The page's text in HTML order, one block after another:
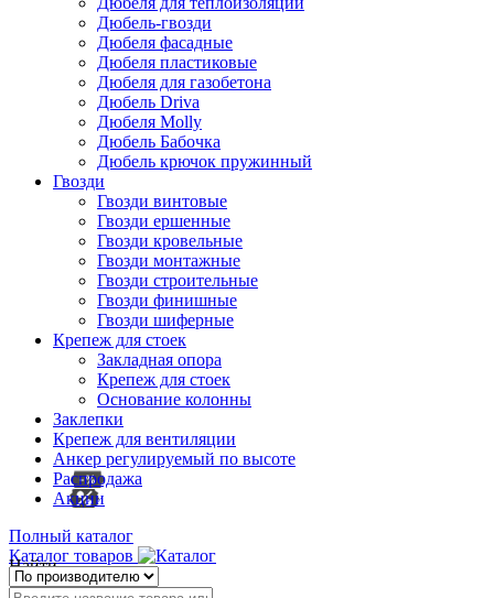
Дюбель-гвозди
Дюбеля фасадные
Дюбеля пластиковые
Дюбеля для газобетона
Дюбель Driva
Дюбеля Molly
Дюбель Бабочка
Дюбель крючок пружинный
Гвозди
Гвозди винтовые
Гвозди ершенные
Гвозди кровельные
Гвозди монтажные
Гвозди строительные
Гвозди финишные
Гвозди шиферные
Крепеж для стоек
Закладная опора
Крепеж для стоек
Основание колонны
Заклепки
Крепеж для вентиляции
Анкер регулируемый по высоте
Распродажа
Акции
Полный каталог
Каталог товаров
Найти